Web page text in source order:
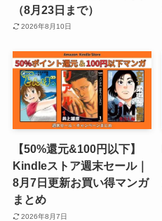
（8月23日まで）
2026年8月10日
【50%還元&100円以下】
Kindleストア週末セール｜
8月7日更新お買い得マンガ
まとめ
2026年8月7日